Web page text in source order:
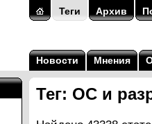
Теги Архив
Новости Мнения
Тег: ОС и